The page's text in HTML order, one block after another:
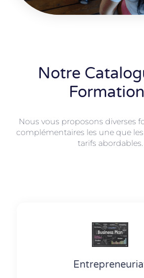
Notre
Nous vous proposons diverses
complémentaires les une que
tarifs abordables.